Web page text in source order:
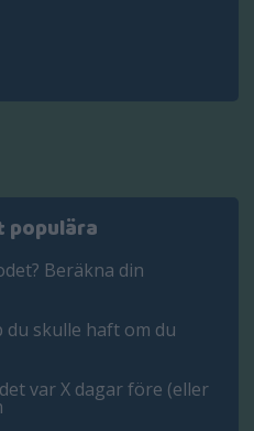
populära
Beräkna din
skulle haft om du
var X dagar före (eller